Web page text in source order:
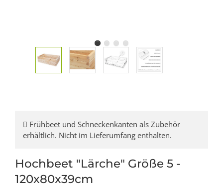
Frühbeet und Schneckenkanten als Zubehör
erhältlich. Nicht im Lieferumfang enthalten.
Hochbeet "Lärche" Größe 5 -
120x80x39cm